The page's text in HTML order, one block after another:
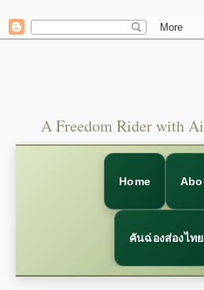
A Freedom Rider with
Home
คันฉ่องส่องไทย